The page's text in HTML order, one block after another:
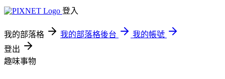
登入
我的部落格 我的部落格後台
我的帳號
登出
趣味事物